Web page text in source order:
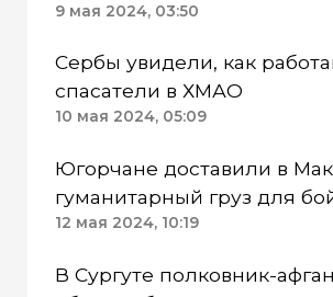
«Мегаполиса» Нэан
9 мая 2024, 03:50
Сербы увидели, как
спасатели в ХМАО
10 мая 2024, 05:09
Югорчане доставили в
гуманитарный груз для
и жителей ДНР
12 мая 2024, 10:19
В Сургуте полковник-